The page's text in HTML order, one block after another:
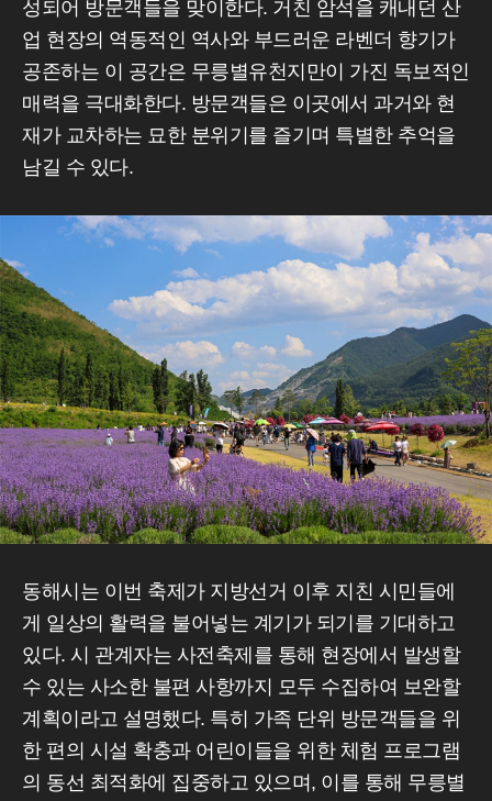
성되어 방문객들을 맞이한다. 거친 암석을 캐내던 산
업 현장의 역동적인 역사와 부드러운 라벤더 향기가
공존하는 이 공간은 무릉별유천지만이 가진 독보적인
매력을 극대화한다. 방문객들은 이곳에서 과거와 현
재가 교차하는 묘한 분위기를 즐기며 특별한 추억을
남길 수 있다.
동해시는 이번 축제가 지방선거 이후 지친 시민들에
게 일상의 활력을 불어넣는 계기가 되기를 기대하고
있다. 시 관계자는 사전축제를 통해 현장에서 발생할
수 있는 사소한 불편 사항까지 모두 수집하여 보완할
계획이라고 설명했다. 특히 가족 단위 방문객들을 위
한 편의 시설 확충과 어린이들을 위한 체험 프로그램
의 동선 최적화에 집중하고 있으며, 이를 통해 무릉별